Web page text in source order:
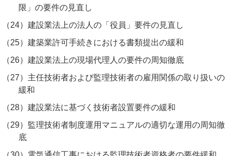
限」の要件の見直し
（24） 建設業法上の法人の「役員」要件の見直し
（25） 建築業許可手続きにおける書類提出の緩和
（26） 建設業法上の現場代理人の要件の周知徹底
（27） 主任技術者および監理技術者の雇用関係の取り扱いの
緩和
（28） 建設業法に基づく技術者設置要件の緩和
（29） 監理技術者制度運用マニュアルの適切な運用の周知徹
底